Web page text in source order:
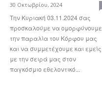
30 Οκτωβρίου, 2024
Την Κυριακή 03.11.2024 σας
προσκαλούμε να ομορφύνουμε
την παραλία του Κόρφου μας
και να συμμετέχουμε και εμείς
με την σειρά μας στον
παγκόσμιο εθελοντικό...